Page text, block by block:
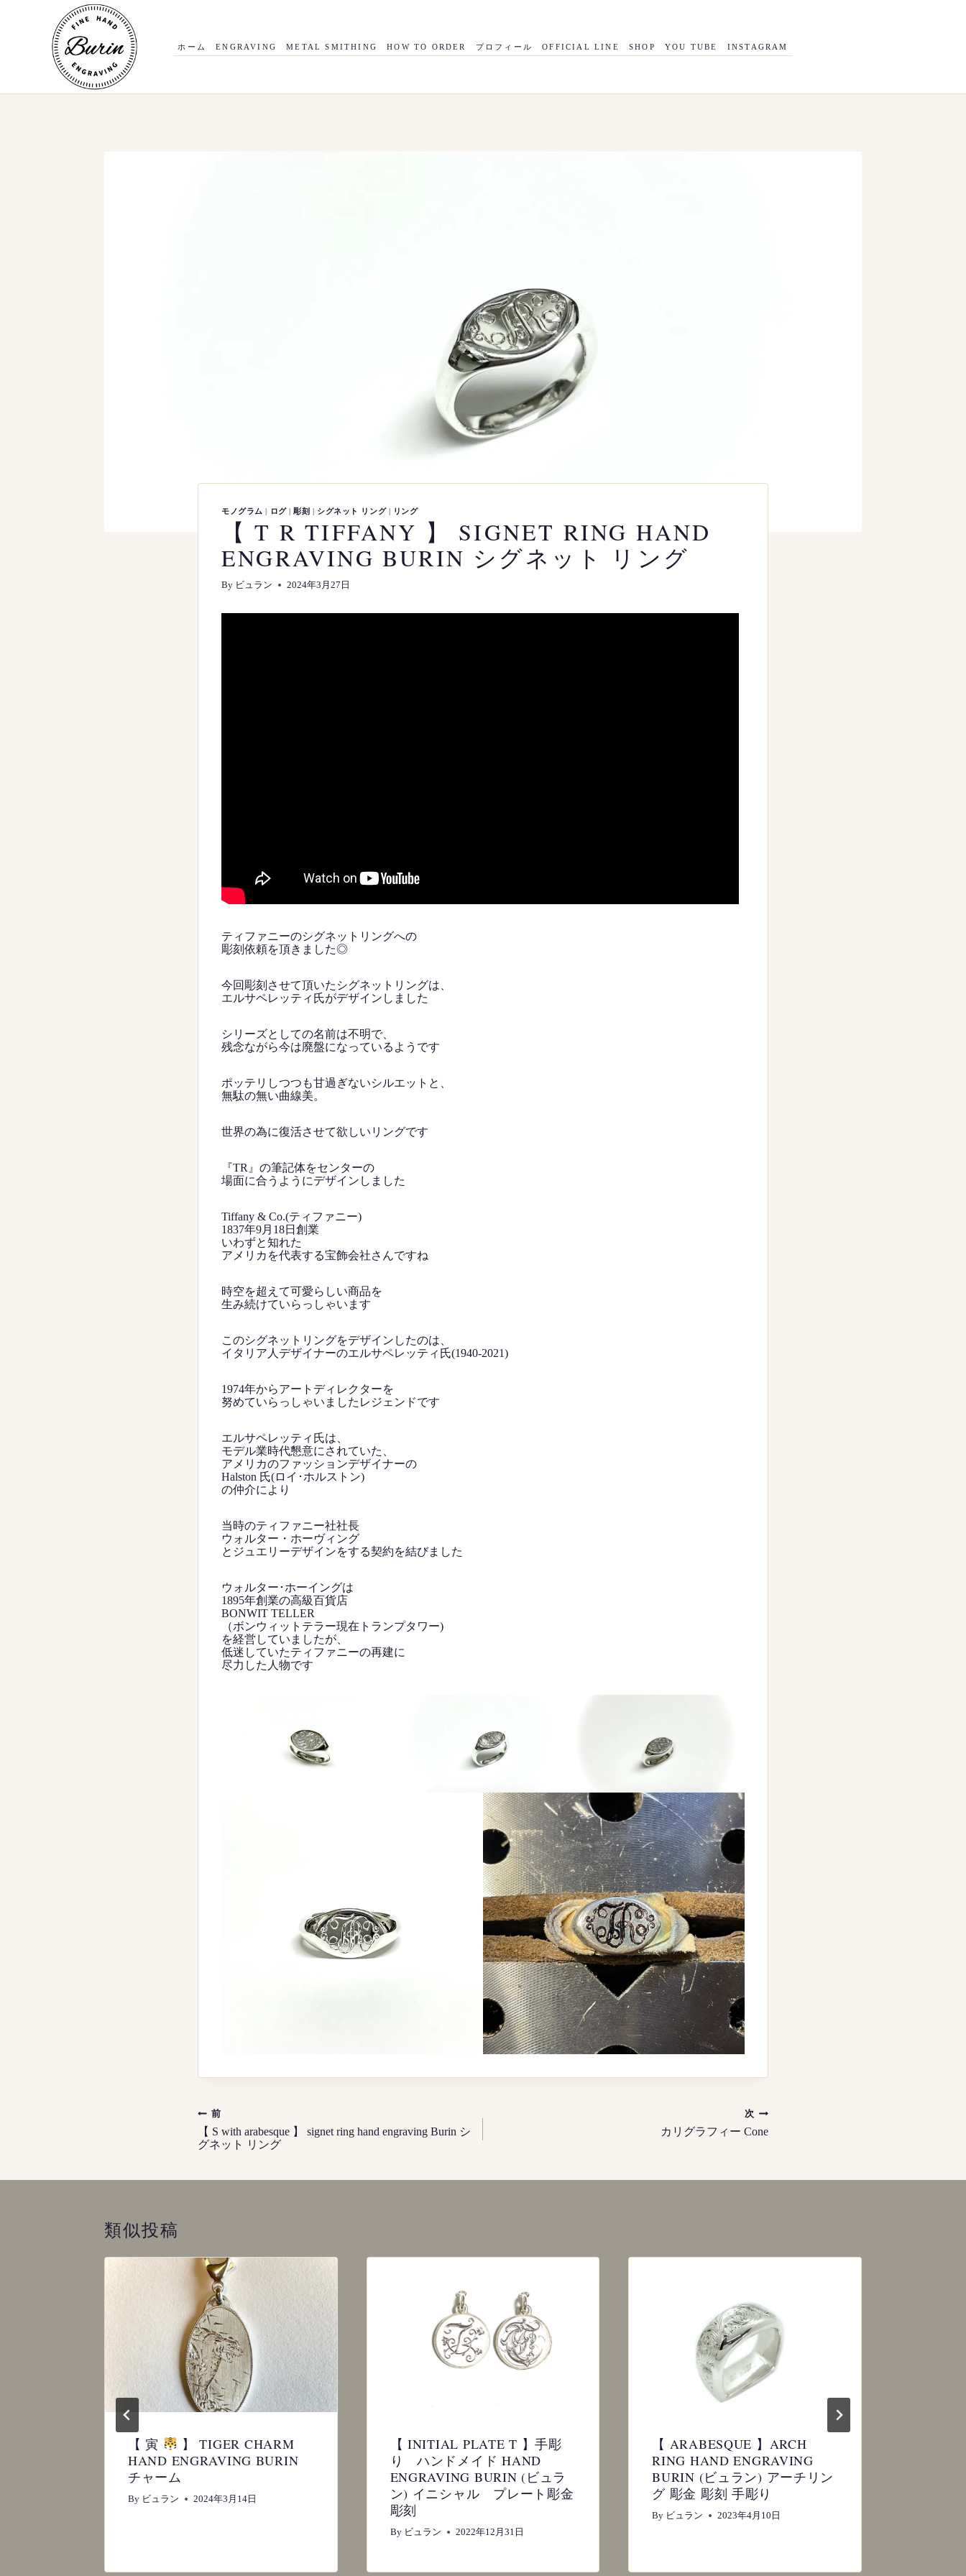
ホーム ENGRAVING METAL SMITHING HOW TO ORDER プロフィール OFFICIAL LINE SHOP YOU TUBE INSTAGRAM
モノグラム | ログ|彫刻 | シグネット リング| リング
【 T R TIFFANY 】 SIGNET RING HAND
ENGRAVING BURIN シグネット リング
By ビュラン 2024年3月27日
ティファニーのシグネットリングへの
彫刻依頼を頂きました◎
今回彫刻させて頂いたシグネットリングは、
エルサペレッティ氏がデザインしました
シリーズとしての名前は不明で、
残念ながら今は廃盤になっているようです
ポッテリしつつも甘過ぎないシルエットと、
無駄の無い曲線美。
世界の為に復活させて欲しいリングです
『TR』の筆記体をセンターの
場面に合うようにデザインしました
Tiffany & Co.(ティファニー)
1837年9月18日創業
いわずと知れた
アメリカを代表する宝飾会社さんですね
時空を超えて可愛らしい商品を
生み続けていらっしゃいます
このシグネットリングをデザインしたのは、
イタリア人デザイナーのエルサペレッティ氏(1940-2021)
1974年からアートディレクターを
努めていらっしゃいましたレジェンドです
エルサペレッティ氏は、
モデル業時代懇意にされていた、
アメリカのファッションデザイナーの
Halston 氏(ロイ･ホルストン)
の仲介により
当時のティファニー社社長
ウォルター・ホーヴィング
とジュエリーデザインをする契約を結びました
ウォルター･ホーイングは
1895年創業の高級百貨店
BONWIT TELLER
（ボンウィットテラー現在トランプタワー)
を経営していましたが、
低迷していたティファニーの再建に
尽力した人物です
投
稿
ナ
ョ
ン
前
【 S with arabesque 】 signet ring hand engraving Burin シ
グネット リング
次
カリグラフィー Cone
類似投稿
【 寅
】 TIGER CHARM
HAND ENGRAVING BURIN
チャーム
By ビュラン 2024年3月14日
【 INITIAL PLATE T 】手彫
り ハンドメイド HAND
ENGRAVING BURIN (ビュラ
ン) イニシャル プレート彫金
彫刻
By ビュラン 2022年12月31日
【 ARABESQUE 】ARCH
RING HAND ENGRAVING
BURIN (ビュラン) アーチリン
グ 彫金 彫刻 手彫り
By ビュラン 2023年4月10日